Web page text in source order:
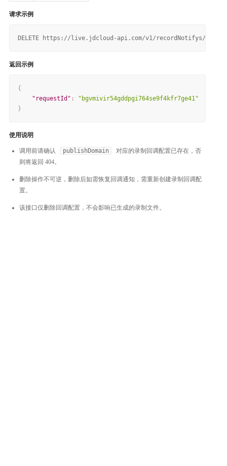
请求示例
返回示例
{
"requestId" :
"bgvmivir54gddpgi764se9f4kfr7ge41"
}
使用说明
调用前请确认 publishDomain
对应的录制回调配置已存在，否
则将返回 404。
删除操作不可逆，删除后如需恢复回调通知，需重新创建录制回调配
置。
该接口仅删除回调配置，不会影响已生成的录制文件。